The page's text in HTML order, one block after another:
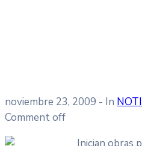
noviembre 23, 2009 - In
Comment off
Inician obras